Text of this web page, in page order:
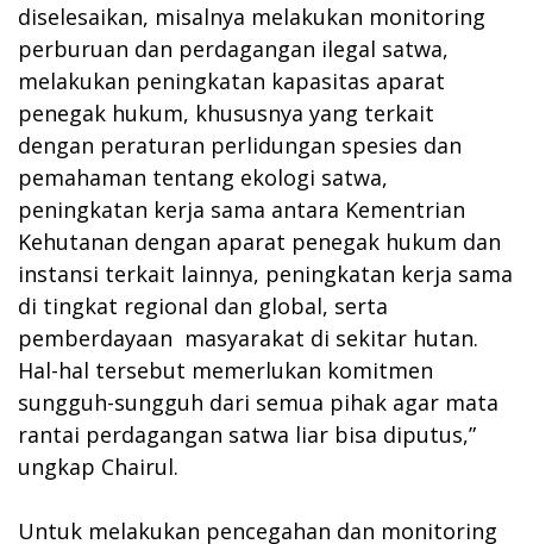
diselesaikan, misalnya melakukan monitoring
perburuan dan perdagangan ilegal satwa,
melakukan peningkatan kapasitas aparat
penegak hukum, khususnya yang terkait
dengan peraturan perlidungan spesies dan
pemahaman tentang ekologi satwa,
peningkatan kerja sama antara Kementrian
Kehutanan dengan aparat penegak hukum dan
instansi terkait lainnya, peningkatan kerja sama
di tingkat regional dan global, serta
pemberdayaan masyarakat di sekitar hutan.
Hal-hal tersebut memerlukan komitmen
sungguh-sungguh dari semua pihak agar mata
rantai perdagangan satwa liar bisa diputus,”
ungkap Chairul.
Untuk melakukan pencegahan dan monitoring